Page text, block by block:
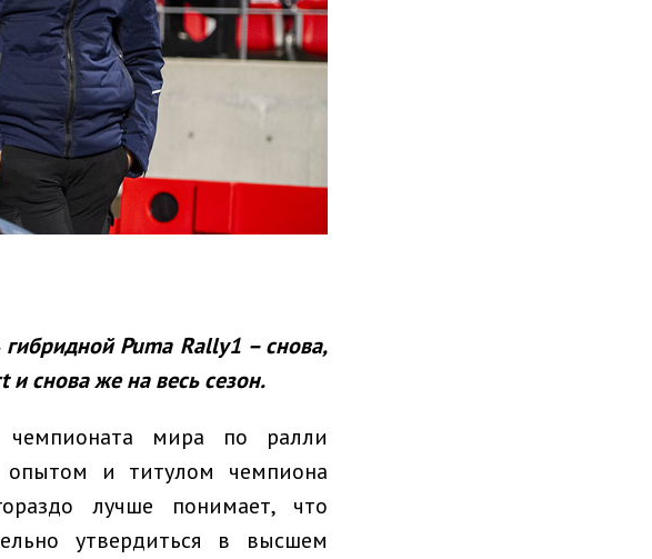
Puma Rally1 –снова,
и снова жена весь сезон.
мира по ралли
и титулом чемпиона
лучше понимает, что
утвердиться в высшем